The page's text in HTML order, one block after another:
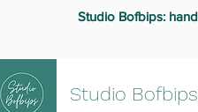
Studio Bofbips
Studio Bofbips: